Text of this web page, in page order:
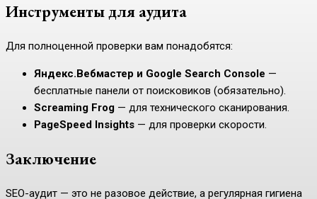
Инструменты для аудита
Для полноценной проверки вам понадобятся:
Яндекс.Вебмастер и Google Search Console —
бесплатные панели от поисковиков (обязательно).
Screaming Frog — для технического сканирования.
PageSpeed Insights — для проверки скорости.
Заключение
SEO-аудит — это не разовое действие, а регулярная гигиена